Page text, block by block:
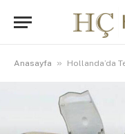
Anasayfa » Hollanda’da